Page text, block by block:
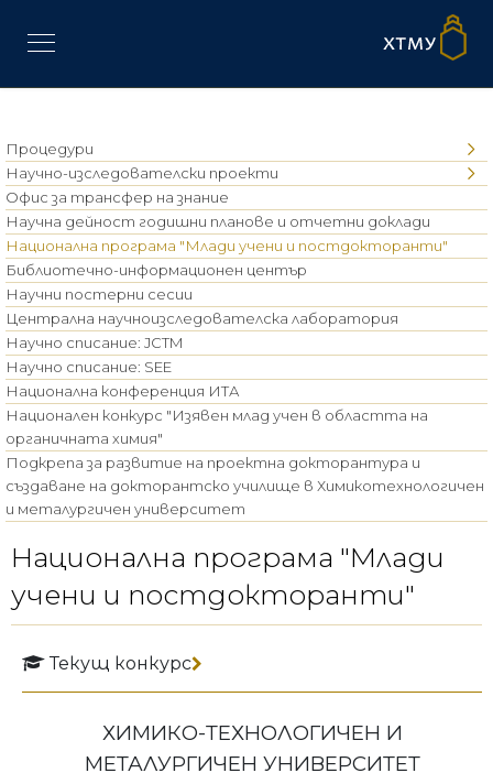
Процедури
Научно-изследователски проекти
Офис за трансфер на знание
Научна дейност годишни планове и отчетни доклади
Национална програма "Млади учени и постдокторанти"
Библиотечно-информационен център
Научни постерни сесии
Централна научноизследователска лаборатория
Научно списание: JCTM
Научно списание: SEE
Национална конференция ИТА
Национален конкурс "Изявен млад учен в областта на
органичната химия"
Подкрепа за развитие на проектна докторантура и
създаване на докторантско училище в Химикотехнологичен
и металургичен университет
Национална програма "Млади
учени и постдокторанти"
Текущ конкурс
ХИМИКО-ТЕХНОЛОГИЧЕН И
МЕТАЛУРГИЧЕН УНИВЕРСИТЕТ